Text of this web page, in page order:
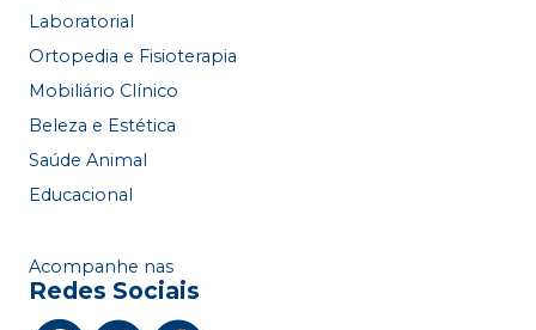
Laboratorial
Ortopedia e Fisioterapia
Mobiliário Clínico
Beleza e Estética
Saúde Animal
Educacional
Acompanhe nas
Redes Sociais